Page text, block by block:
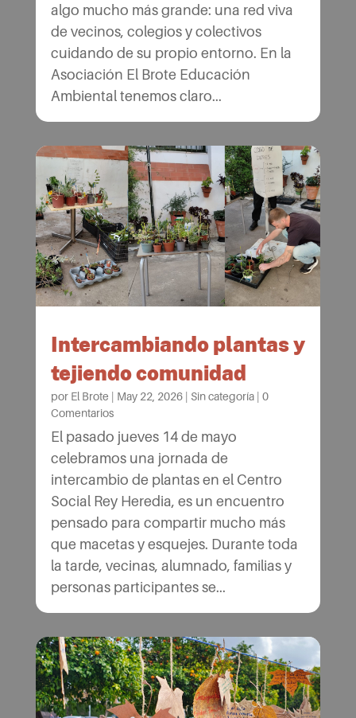
algo mucho más grande: una red viva
de vecinos, colegios y colectivos
cuidando de su propio entorno. En la
Asociación El Brote Educación
Ambiental tenemos claro...
Intercambiando plantas y
tejiendo comunidad
por El Brote | May 22, 2026| Sin categoría| 0
Comentarios
El pasado jueves 14 de mayo
celebramos una jornada de
intercambio de plantas en el Centro
Social Rey Heredia, es un encuentro
pensado para compartir mucho más
que macetas y esquejes. Durante toda
la tarde, vecinas, alumnado, familias y
personas participantes se...